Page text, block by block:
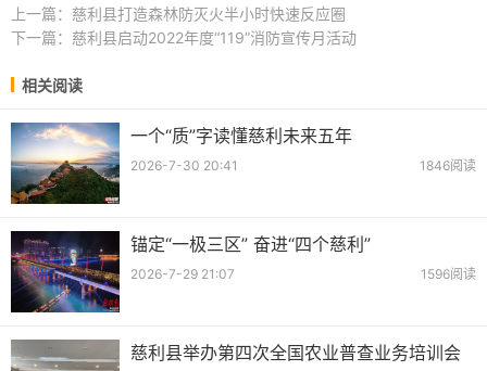
上一篇： 慈利县打造森林防灭火半小时快速反应圈
下一篇： 慈利县启动2022年度“119”消防宣传月活动
相关阅读
一个“质”字读懂慈利未来五年
2026-7-30 20:41 1846阅读
锚定“一极三区” 奋进“四个慈利”
2026-7-29 21:07 1596阅读
慈利县举办第四次全国农业普查业务培训会